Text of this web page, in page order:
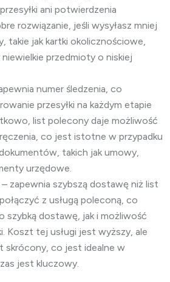
ani potwierdzenia
rozwiązanie, jeśli wysyłasz mniej
takie jak kartki okolicznościowe,
przedmioty o niskiej
numer śledzenia, co
przesyłki na każdym etapie
list polecony daje możliwość
co jest istotne w przypadku
takich jak umowy,
urzędowe.
– zapewnia szybszą dostawę niż list
z usługą poleconą, co
szybką dostawę, jak i możliwość
Koszt tej usługi jest wyższy, ale
skrócony, co jest idealne w
jest kluczowy.